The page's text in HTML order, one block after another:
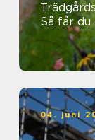
Så får
04. juni